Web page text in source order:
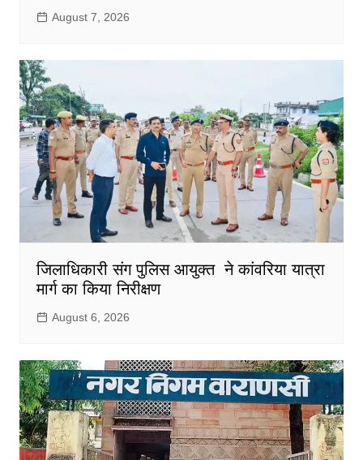
August 7, 2026
जिलाधिकारी संग पुलिस आयुक्त ने कांवरिया यात्रा
मार्ग का किया निरीक्षण
August 6, 2026